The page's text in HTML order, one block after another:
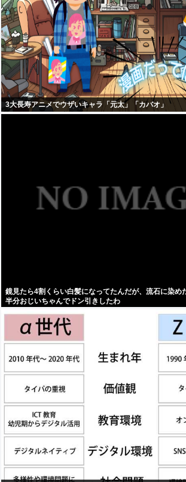
3大長寿アニメでウザいキャラ「元太」「カバオ」
鏡見たら4割くらい白髪になってたんだが、流石に染め
半分おじいちゃんでドン引きしたわ